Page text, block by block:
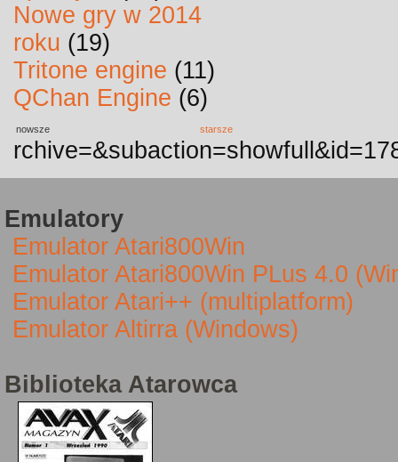
Nowe gry w 2014
roku (19)
Tritone engine (11)
QChan Engine (6)
nowsze starsze
Emulatory
Emulator Atari800Win
Emulator Atari800Win PLus 4.0
Emulator Atari++ (multiplatform)
Emulator Altirra (Windows)
Biblioteka Atarowca